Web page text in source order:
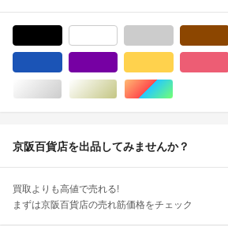
シルバー/銀色系ゴールド/金色系マルチカラー
京阪百貨店を出品してみませんか？
買取よりも高値で売れる!
まずは京阪百貨店の売れ筋価格をチェック